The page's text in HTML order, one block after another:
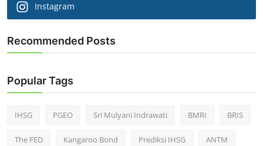
Instagram
Recommended Posts
Popular Tags
IHSG PGEO Sri Mulyani Indrawati BMRI BRIS
The FED Kangaroo Bond Prediksi IHSG ANTM